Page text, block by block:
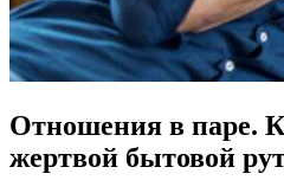
Отношения в паре.
жертвой бытовой